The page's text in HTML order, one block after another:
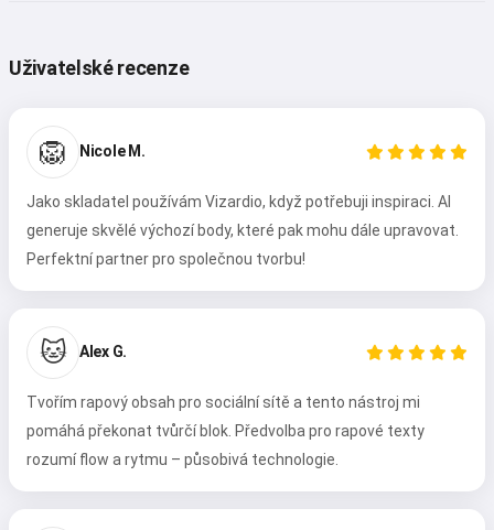
Uživatelské recenze
🦁 Nicole M.
Jako skladatel používám Vizardio, když potřebuji inspiraci. AI
generuje skvělé výchozí body, které pak mohu dále upravovat.
Perfektní partner pro společnou tvorbu!
🐱 Alex G.
Tvořím rapový obsah pro sociální sítě a tento nástroj mi
pomáhá překonat tvůrčí blok. Předvolba pro rapové texty
rozumí flow a rytmu – působivá technologie.